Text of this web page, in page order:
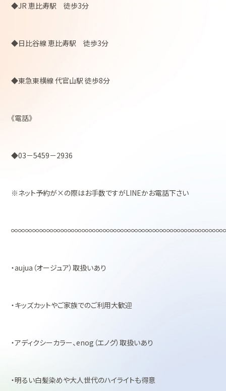
◆JR 恵比寿駅 徒歩3分
◆日比谷線 恵比寿駅 徒歩3分
◆東急東横線 代官山駅 徒歩8分
《電話》
◆03－5459－2936
※ネット予約が×の際はお手数ですがLINEかお電話下さい
・aujua（オージュア）取扱いあり
・キッズカットやご家族でのご利用大歓迎
・アディクシーカラー、enog（エノグ）取扱いあり
・明るい白髪染めや大人世代のハイライトも得意